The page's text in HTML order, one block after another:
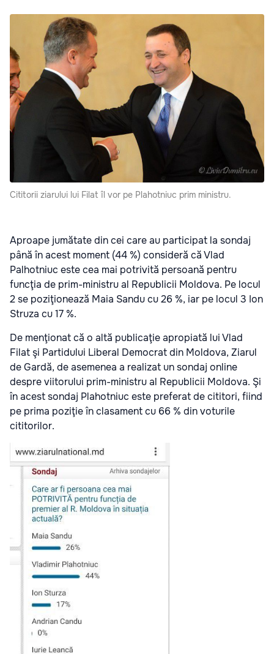
Cititorii ziarului lui Filat îl vor pe Plahotniuc prim ministru.
Aproape jumătate din cei care au participat la sondaj
până în acest moment (44 %) consideră că Vlad
Palhotniuc este cea mai potrivită persoană pentru
funcţia de prim-ministru al Republicii Moldova. Pe locul
2 se poziţionează Maia Sandu cu 26 %, iar pe locul 3 Ion
Struza cu 17 %.
De menţionat că o altă publicaţie apropiată lui Vlad
Filat şi Partidului Liberal Democrat din Moldova, Ziarul
de Gardă, de asemenea a realizat un sondaj online
despre viitorului prim-ministru al Republicii Moldova. Şi
în acest sondaj Plahotniuc este preferat de cititori, fiind
pe prima poziţie în clasament cu 66 % din voturile
cititorilor.